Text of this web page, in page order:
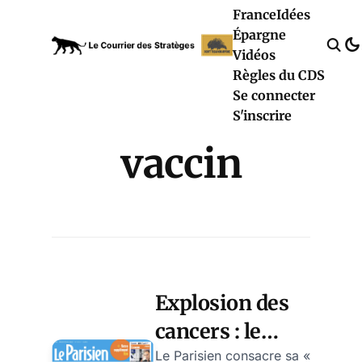
FranceIdées
Épargne
Vidéos
Règles du CDS
Se connecter
S'inscrire
vaccin
Explosion des
cancers : le
Le Parisien consacre sa «